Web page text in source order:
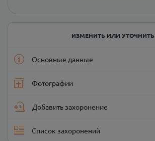
ИЗМЕНИТЬ ИЛИ УТОЧНИТЬ
Основные данные
Фотографии
Добавить захоронение
Список захоронений